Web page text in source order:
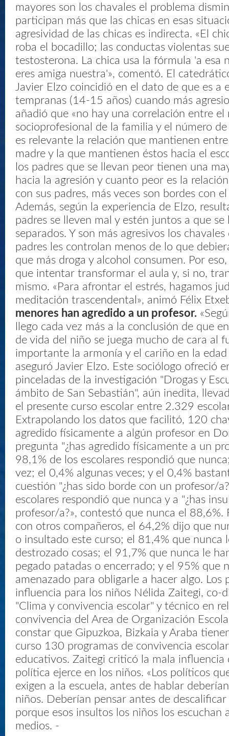
mayores son los chavales el problema
participan más que las chicas en esas
agresividad de las chicas es indirecta. «El
roba el bocadillo; las conductas violentas
testosterona. La chica usa la fórmula 'a esa
eres amiga nuestra'», comentó. El
Javier Elzo coincidió en el dato de que es a
tempranas (14-15 años) cuando más
añadió que «no hay una correlación entre el
socioprofesional de la familia y el número de
es relevante la relación que mantienen
madre y la que mantienen éstos hacia el
los padres que se llevan peor tienen una
hacia la agresión y cuanto peor es la
con sus padres, más veces son bordes con
Además, según la experiencia de Elzo,
padres se lleven mal y estén juntos a que se
separados. Y son más agresivos los
padres les controlan menos de lo que
que más droga y alcohol consumen. Por
que intentar transformar el aula y, si no,
mismo. «Para afrontar el estrés, hagamos
meditación trascendental», animó Félix
menores han agredido a un profesor.
llego cada vez más a la conclusión de que
de vida del niño se juega mucho de cara al
importante la armonía y el cariño en la edad
aseguró Javier Elzo. Este sociólogo ofreció
pinceladas de la investigación "Drogas y
ámbito de San Sebastián", aún inedita,
el presente curso escolar entre 2.329
Extrapolando los datos que facilitó, 120
agredido físicamente a algún profesor en
pregunta "¿has agredido físicamente a un
98,1% de los escolares respondió que
vez; el 0,4% algunas veces; y el 0,4%
cuestión "¿has sido borde con un profesor/
escolares respondió que nunca y a "¿has
profesor/a?», contestó que nunca el 88,6%.
con otros compañeros, el 64,2% dijo que
o insultado este curso; el 81,4% que nunca
destrozado cosas; el 91,7% que nunca le
pegado patadas o encerrado; y el 95% que
amenazado para obligarle a hacer algo. Los
influencia para los niños Nélida Zaitegi, co-
"Clima y convivencia escolar" y técnico en
convivencia del Area de Organización
constar que Gipuzkoa, Bizkaia y Araba
curso 130 programas de convivencia
educativos. Zaitegi criticó la mala influencia
política ejerce en los niños. «Los políticos
exigen a la escuela, antes de hablar
niños. Deberían pensar antes de
porque esos insultos los niños los escuchan
medios. -